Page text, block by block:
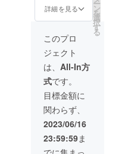
ボテン
に思い
ること
になる
でしょ
う。 素
テンレ
ザー、
ポリプ
ロピレ
ン
8.7cm x
8.7cm x
度が高
がるこ
いな
し。 素
テンレ
ザー、
ポリエ
ステ
ル、
パー、
金属 サ
なノー
す。サ
とわか
るグ
リーン
色の
ノート
カバー
はB5
ノート
ストに
入るサ
で作っ
たサス
ルな文
具セッ
トで
す。サ
ステナ
ブルな
サボテ
ンレ
ザーは
環境に
負荷を
かけな
いビー
詳細を見る ー
ン
を
選
択
す
る
このプロ
ジェクト
は、 All-In方
式です。
目標金額に
関わらず、
2023/06/16
23:59:59ま